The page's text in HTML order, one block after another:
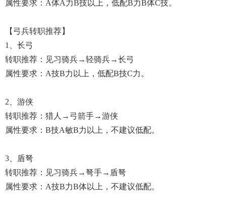
属性要求：A体A力B技以上，低配B力B体C技。
【弓兵转职推荐】
1、长弓
转职推荐：见习骑兵→轻骑兵→长弓
属性要求：A技B力以上，低配B技C力。
2、游侠
转职推荐：猎人→弓箭手→游侠
属性要求：B技A敏B力以上，不建议低配。
3、盾弩
转职推荐：见习骑兵→弩手→盾弩
属性要求：A技B力B体以上，不建议低配。